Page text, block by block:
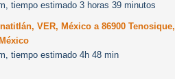
tiempo estimado 3 horas 39 minutos
VER, México a 86900 Tenosique,
tiempo estimado 4h 48 min